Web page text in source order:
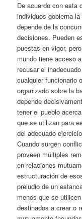
De acuerdo con esta
individuos gobierna
depende de la
decisiones. Pueden
puestas en vigor,
mundo tiene acceso
recusar el
cualquier funcionario
organizado sobre la
depende
tener el pueblo
que se utilizan para
del adecuado
Cuando surgen
proveen múltiples
en relaciones
estructuración de
preludio de un
menos que se
destinados a crear o